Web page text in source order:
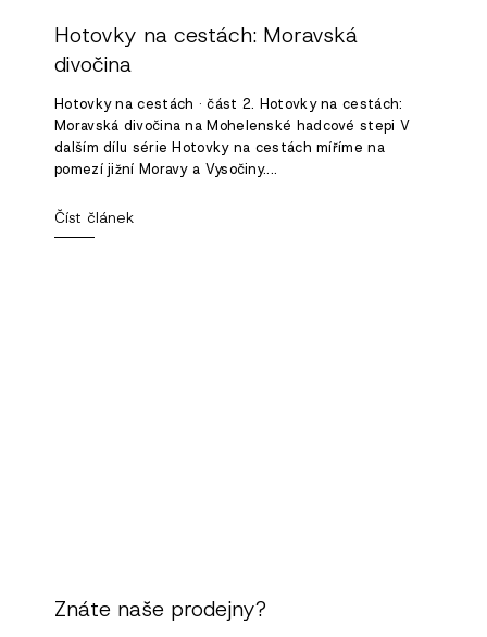
Hotovky na cestách: Moravská
divočina
Hotovky na cestách · část 2. Hotovky na cestách:
Moravská divočina na Mohelenské hadcové stepi V
dalším dílu série Hotovky na cestách míříme na
pomezí jižní Moravy a Vysočiny....
Číst článek
Znáte naše prodejny?